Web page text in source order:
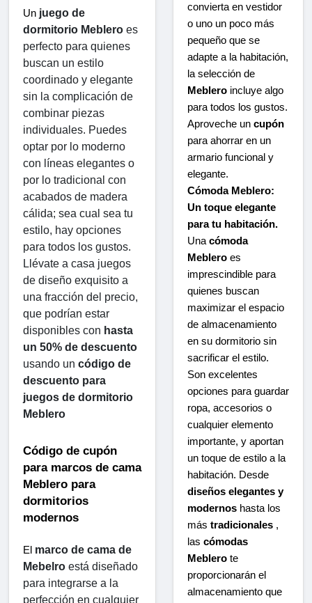
Un juego de
dormitorio Meblero es
perfecto para quienes
buscan un estilo
coordinado y elegante
sin la complicación de
combinar piezas
individuales. Puedes
optar por lo moderno
con líneas elegantes o
por lo tradicional con
acabados de madera
cálida; sea cual sea tu
estilo, hay opciones
para todos los gustos.
Llévate a casa juegos
de diseño exquisito a
una fracción del precio,
que podrían estar
disponibles con hasta
un 50% de descuento
usando un código de
descuento para
juegos de dormitorio
Meblero
Código de cupón
para marcos de cama
Meblero para
dormitorios
modernos
El marco de cama de
Mebelro está diseñado
para integrarse a la
perfección en cualquier
convierta en vestidor
o uno un poco más
pequeño que se
adapte a la habitación,
la selección de
Meblero incluye algo
para todos los gustos.
Aproveche un cupón
para ahorrar en un
armario funcional y
elegante.
Cómoda Meblero:
Un toque elegante
para tu habitación.
Una cómoda
Meblero es
imprescindible para
quienes buscan
maximizar el espacio
de almacenamiento
en su dormitorio sin
sacrificar el estilo.
Son excelentes
opciones para guardar
ropa, accesorios o
cualquier elemento
importante, y aportan
un toque de estilo a la
habitación. Desde
diseños elegantes y
modernos hasta los
más tradicionales ,
las cómodas
Meblero te
proporcionarán el
almacenamiento que